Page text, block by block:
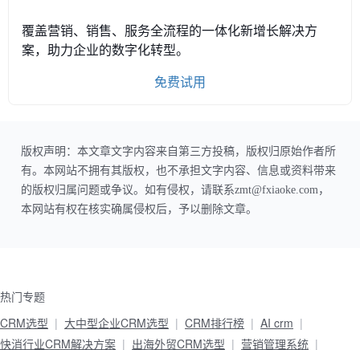
覆盖营销、销售、服务全流程的一体化新增长解决方
案，助力企业的数字化转型。
免费试用
版权声明：本文章文字内容来自第三方投稿，版权归原始作者所
有。本网站不拥有其版权，也不承担文字内容、信息或资料带来
的版权归属问题或争议。如有侵权，请联系zmt@fxiaoke.com，
本网站有权在核实确属侵权后，予以删除文章。
热门专题
CRM选型
大中型企业CRM选型 CRM排行榜
AI crm
快消行业CRM解决方案
出海外贸CRM选型
营销管理系统